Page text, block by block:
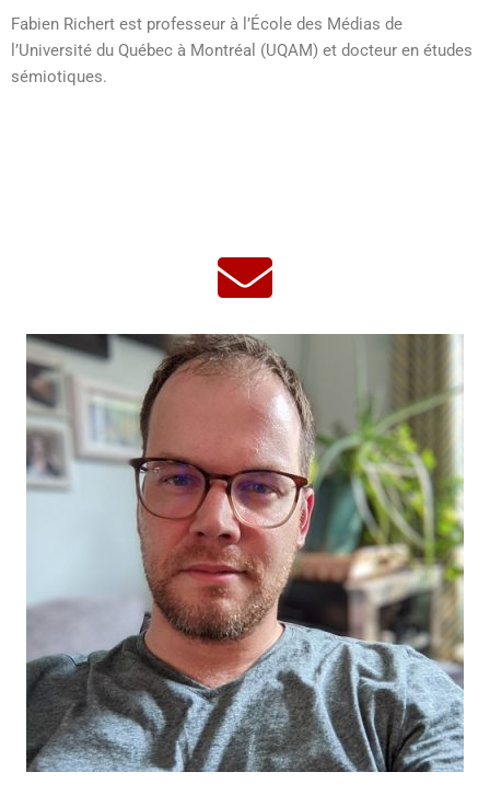
Fabien Richert est professeur à l’École des Médias de
l’Université du Québec à Montréal (UQAM) et docteur en études
sémiotiques.